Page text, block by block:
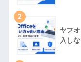
2
ヤフ
入し